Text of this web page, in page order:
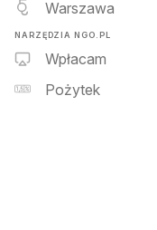
Warszawa
NARZĘDZIA NGO.PL
Wpłacam
Pożytek